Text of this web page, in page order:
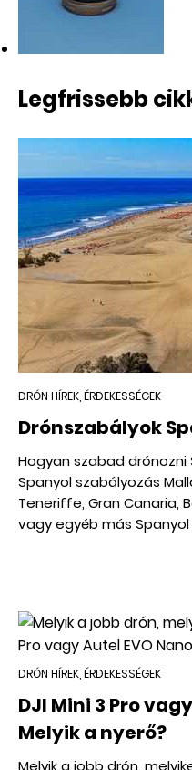
Legfrissebb
DRÓN HÍREK, ÉRDEKESSÉGEK
Drónszabályok
Hogyan szabad drónozni
Spanyol szabályozás
Teneriffe, Gran Canaria,
vagy egyéb más
DRÓN HÍREK, ÉRDEKESSÉGEK
DJI Mini 3 Pro
Melyik a nyerő?
Melyik a jobb drón,